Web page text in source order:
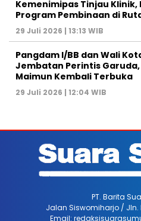
Kemenimipas Tinjau Klinik,
Program Pembinaan di
29 Juli 2026 | 13:13 WIB
Pangdam I/BB dan Wali
Jembatan Perintis
Maimun Kembali Terbuka
29 Juli 2026 | 12:04 WIB
PT. Barita
Jalan Siswomiharjo / Jln.
Email: